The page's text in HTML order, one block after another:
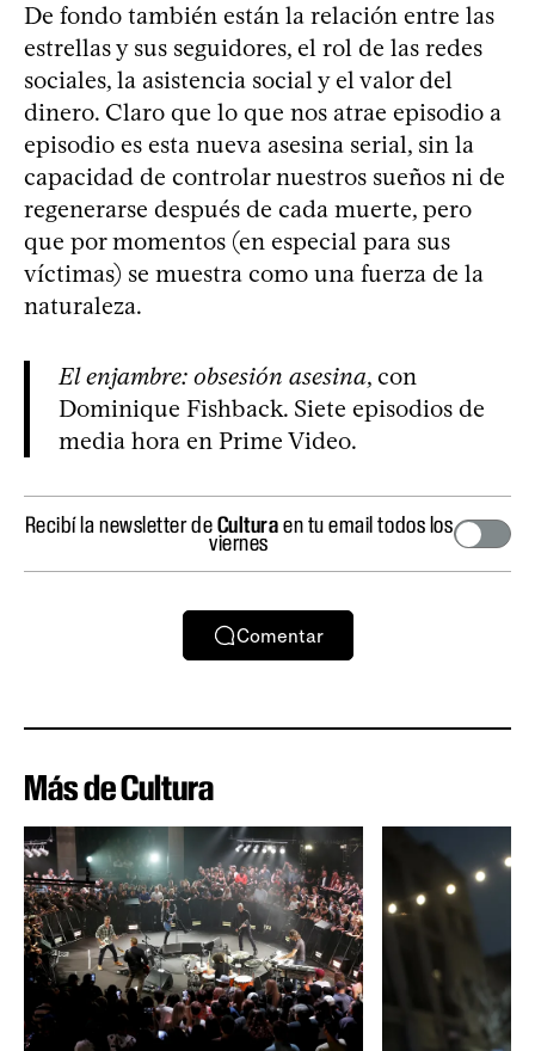
De fondo también están la relación entre las
estrellas y sus seguidores, el rol de las redes
sociales, la asistencia social y el valor del
dinero. Claro que lo que nos atrae episodio a
episodio es esta nueva asesina serial, sin la
capacidad de controlar nuestros sueños ni de
regenerarse después de cada muerte, pero
que por momentos (en especial para sus
víctimas) se muestra como una fuerza de la
naturaleza.
El enjambre: obsesión asesina, con
Dominique Fishback. Siete episodios de
media hora en Prime Video.
Recibí la newsletter deCulturaen tu email todos los
viernes
Comentar
Más de Cultura